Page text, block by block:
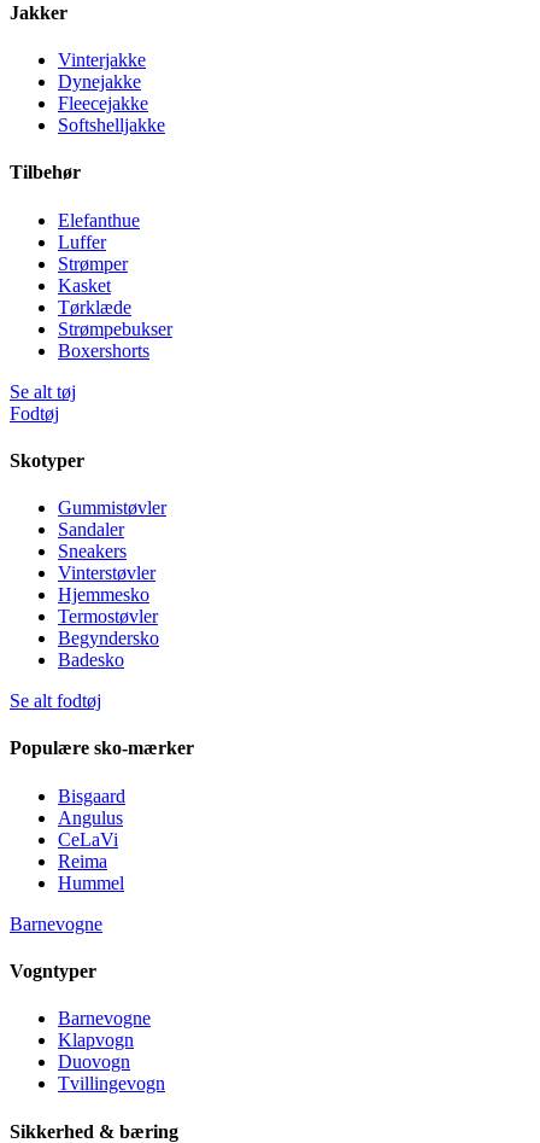
Jakker
Vinterjakke
Dynejakke
Fleecejakke
Softshelljakke
Tilbehør
Elefanthue
Luffer
Strømper
Kasket
Tørklæde
Strømpebukser
Boxershorts
Se alt tøj
Fodtøj
Skotyper
Gummistøvler
Sandaler
Sneakers
Vinterstøvler
Hjemmesko
Termostøvler
Begyndersko
Badesko
Se alt fodtøj
Populære sko-mærker
Bisgaard
Angulus
CeLaVi
Reima
Hummel
Barnevogne
Vogntyper
Barnevogne
Klapvogn
Duovogn
Tvillingevogn
Sikkerhed & bæring